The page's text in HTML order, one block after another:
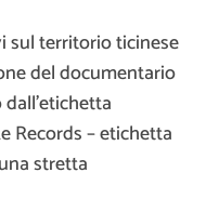
sul territorio ticinese
del documentario
Records – etichetta
stretta